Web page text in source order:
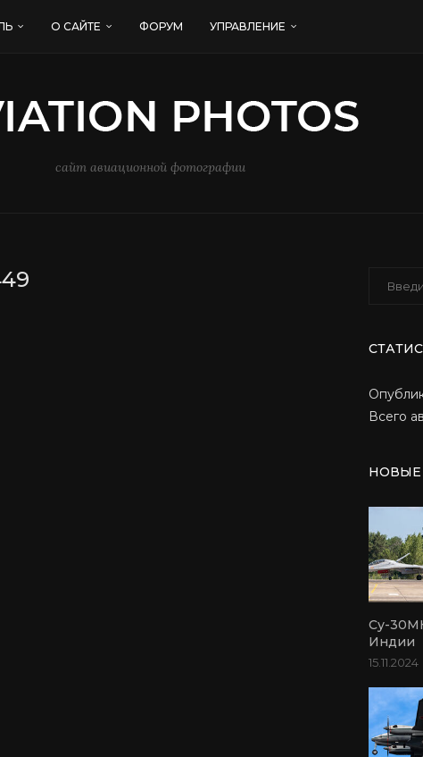
О САЙТЕ ФОРУМ УПРАВЛЕНИЕ
сайт авиационной фотографии
Всего
НОВЫЕ
Су-
Индии
15.11.2024